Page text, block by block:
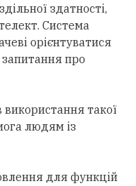
здатності,
Система
орієнтуватися
запитання про
такої
людям із
для функцій